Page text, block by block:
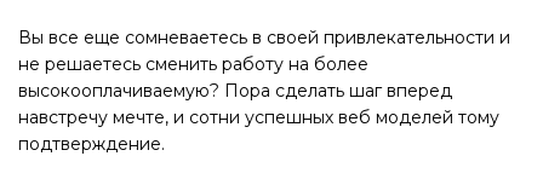
Вы все еще сомневаетесь в своей привлекательности и
не решаетесь сменить работу на более
высокооплачиваемую? Пора сделать шаг вперед
навстречу мечте, и сотни успешных веб моделей тому
подтверждение.